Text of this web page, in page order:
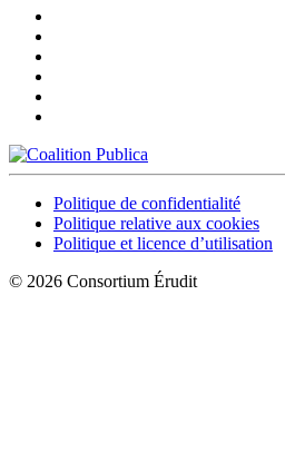
Politique de confidentialité
Politique relative aux cookies
Politique et licence d’utilisation
© 2026 Consortium Érudit